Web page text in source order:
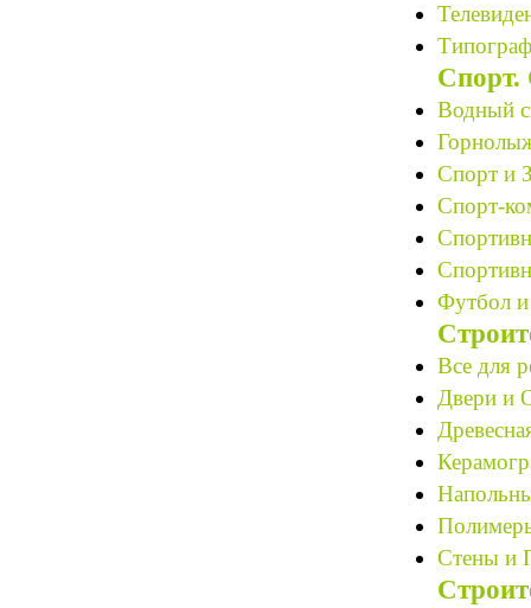
Спорт.
Водный
Спорт и
Спорт-
Футбол
Все для
Двери и
Стены и